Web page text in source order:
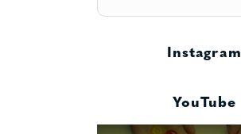
Instagram
YouTube